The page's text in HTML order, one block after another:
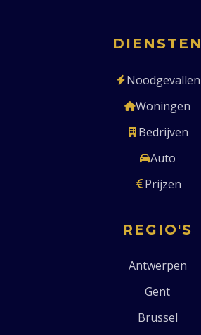
DIENSTEN
Noodgevallen
Woningen
Bedrijven
Auto
Prijzen
REGIO'S
Antwerpen
Gent
Brussel